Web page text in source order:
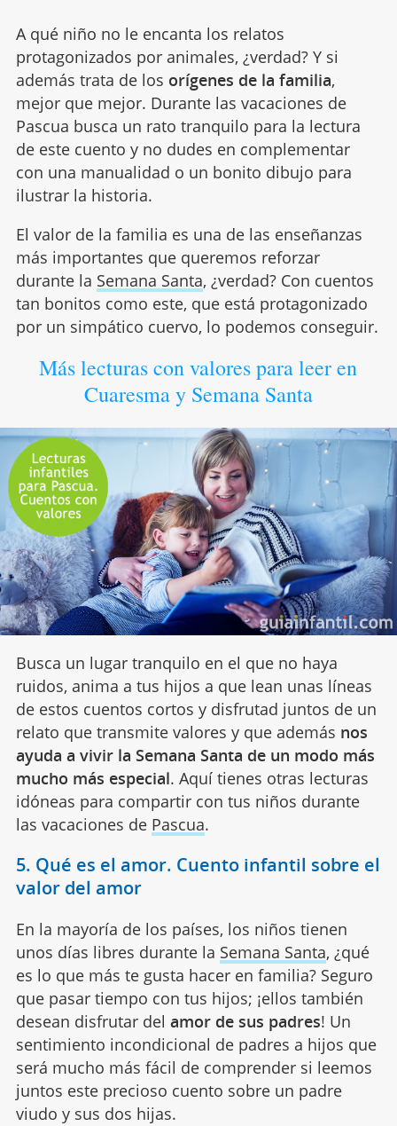
A qué niño no le encanta los relatos
protagonizados por animales, ¿verdad? Y si
además trata de los orígenes de la familia,
mejor que mejor. Durante las vacaciones de
Pascua busca un rato tranquilo para la lectura
de este cuento y no dudes en complementar
con una manualidad o un bonito dibujo para
ilustrar la historia.
El valor de la familia es una de las enseñanzas
más importantes que queremos reforzar
durante la Semana Santa, ¿verdad? Con cuentos
tan bonitos como este, que está protagonizado
por un simpático cuervo, lo podemos conseguir.
Más lecturas con valores para leer en
Cuaresma y Semana Santa
Busca un lugar tranquilo en el que no haya
ruidos, anima a tus hijos a que lean unas líneas
de estos cuentos cortos y disfrutad juntos de un
relato que transmite valores y que además nos
ayuda a vivir la Semana Santa de un modo más
mucho más especial. Aquí tienes otras lecturas
idóneas para compartir con tus niños durante
las vacaciones de Pascua.
5. Qué es el amor. Cuento infantil sobre el
valor del amor
En la mayoría de los países, los niños tienen
unos días libres durante la Semana Santa, ¿qué
es lo que más te gusta hacer en familia? Seguro
que pasar tiempo con tus hijos; ¡ellos también
desean disfrutar del amor de sus padres! Un
sentimiento incondicional de padres a hijos que
será mucho más fácil de comprender si leemos
juntos este precioso cuento sobre un padre
viudo y sus dos hijas.